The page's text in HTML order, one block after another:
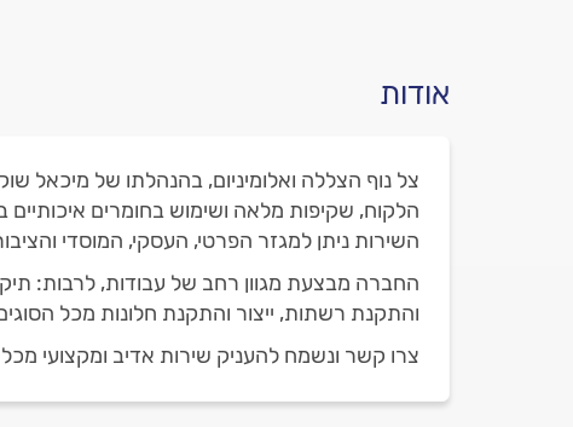
אודות
צל נוף הצללה ואלומיניום, בהנהלתו של מיכאל
הלקוח, שקיפות מלאה ושימוש בחומרים
השירות ניתן למגזר הפרטי, העסקי, המוסדי
החברה מבצעת מגוון רחב של עבודות, לרבות:
והתקנת רשתות, ייצור והתקנת חלונות מכל
צרו קשר ונשמח להעניק שירות אדיב ומקצועי